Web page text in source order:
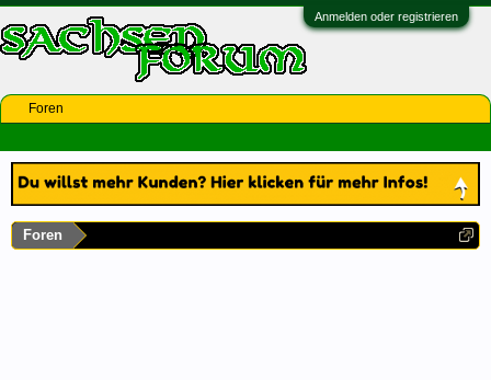
Anmelden oder registrieren
Foren
Foren